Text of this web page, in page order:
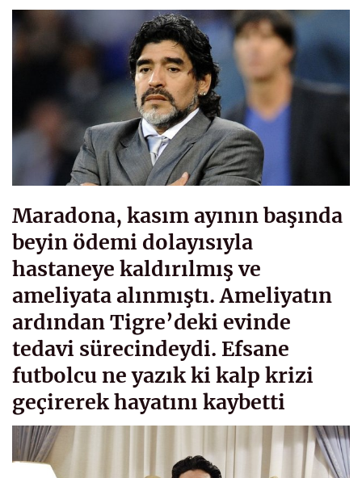
Maradona, kasım ayının başında
beyin ödemi dolayısıyla
hastaneye kaldırılmış ve
ameliyata alınmıştı. Ameliyatın
ardından Tigre’deki evinde
tedavi sürecindeydi. Efsane
futbolcu ne yazık ki kalp krizi
geçirerek hayatını kaybetti